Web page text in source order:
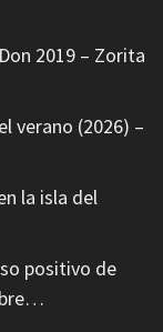
2019 – Zorita
verano (2026) –
la isla del
positivo de